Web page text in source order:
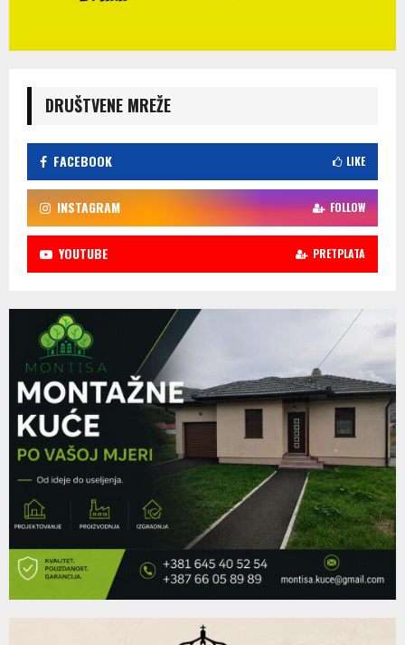
DRUŠTVENE MREŽE
FACEBOOK LIKE
INSTAGRAM FOLLOW
YOUTUBE PRETPLATA